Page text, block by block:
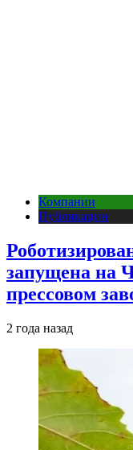
Компании
Публикации
запущена на
прессовом
2 года назад